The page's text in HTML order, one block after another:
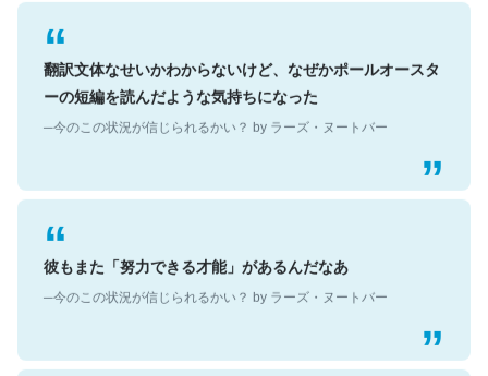
翻訳文体なせいかわからないけど、なぜかポールオースタ
ーの短編を読んだような気持ちになった
彼もまた「努力できる才能」があるんだなあ